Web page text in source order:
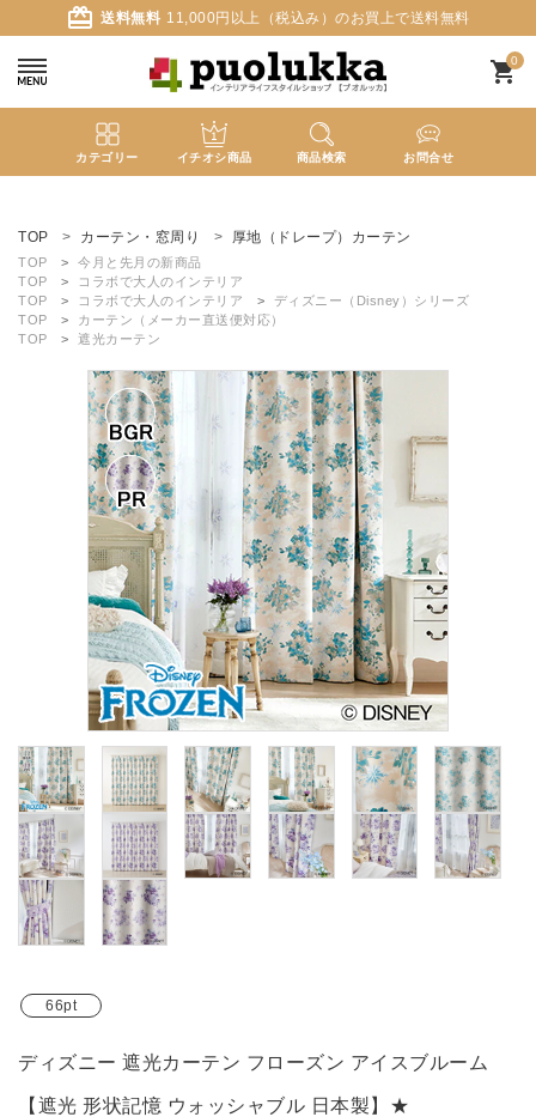
card_giftcard 送料無料 11,000円以上（税込み）のお買上で送料無料
0
shopping_cart
カテゴリー イチオシ商品 商品検索 お問合せ
ようこそ ゲスト 様
meeting_room ログイン person 新規会員登録
search
新着商品
カテゴリーから探す
ガイドライン
TOP カーテン・窓周り 厚地（ドレープ）カーテン
TOP
今月と先月の新商品
TOP
コラボで大人のインテリア
TOP
コラボで大人のインテリア
ディズニー（Disney）シリーズ
TOP
カーテン（メーカー直送便対応）
TOP
遮光カーテン
66pt
ディズニー 遮光カーテン フローズン アイスブルーム
【遮光 形状記憶 ウォッシャブル 日本製】★